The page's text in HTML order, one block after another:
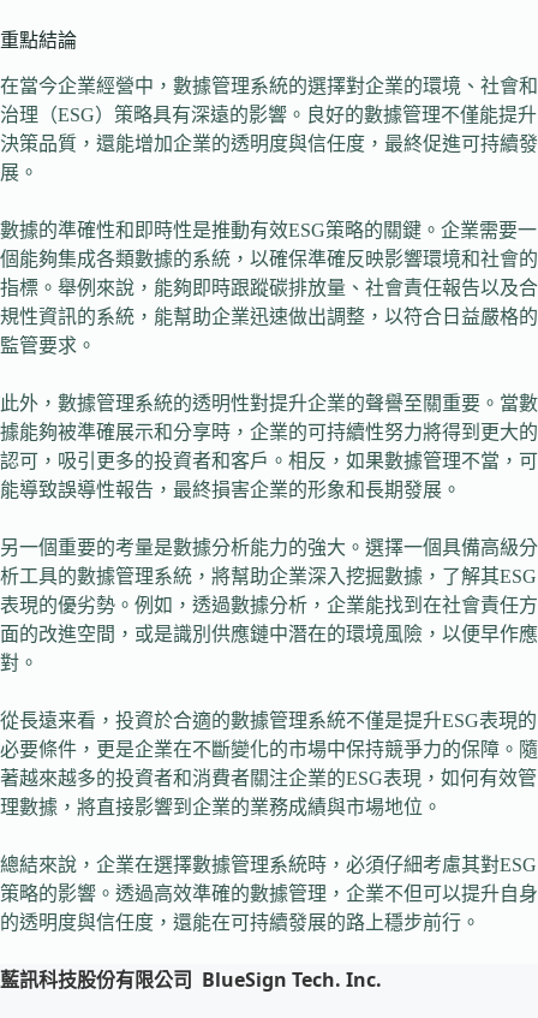
重點結論
在當今企業經營中，數據管理系統的選擇對企業的環境、社會和
治理（ESG）策略具有深遠的影響。良好的數據管理不僅能提升
決策品質，還能增加企業的透明度與信任度，最終促進可持續發
展。
數據的準確性和即時性是推動有效ESG策略的關鍵。企業需要一
個能夠集成各類數據的系統，以確保準確反映影響環境和社會的
指標。舉例來說，能夠即時跟蹤碳排放量、社會責任報告以及合
規性資訊的系統，能幫助企業迅速做出調整，以符合日益嚴格的
監管要求。
此外，數據管理系統的透明性對提升企業的聲譽至關重要。當數
據能夠被準確展示和分享時，企業的可持續性努力將得到更大的
認可，吸引更多的投資者和客戶。相反，如果數據管理不當，可
能導致誤導性報告，最終損害企業的形象和長期發展。
另一個重要的考量是數據分析能力的強大。選擇一個具備高級分
析工具的數據管理系統，將幫助企業深入挖掘數據，了解其ESG
表現的優劣勢。例如，透過數據分析，企業能找到在社會責任方
面的改進空間，或是識別供應鏈中潛在的環境風險，以便早作應
對。
從長遠来看，投資於合適的數據管理系統不僅是提升ESG表現的
必要條件，更是企業在不斷變化的市場中保持競爭力的保障。隨
著越來越多的投資者和消費者關注企業的ESG表現，如何有效管
理數據，將直接影響到企業的業務成績與市場地位。
總結來說，企業在選擇數據管理系統時，必須仔細考慮其對ESG
策略的影響。透過高效準確的數據管理，企業不但可以提升自身
的透明度與信任度，還能在可持續發展的路上穩步前行。
藍訊科技股份有限公司 BlueSign Tech. Inc.